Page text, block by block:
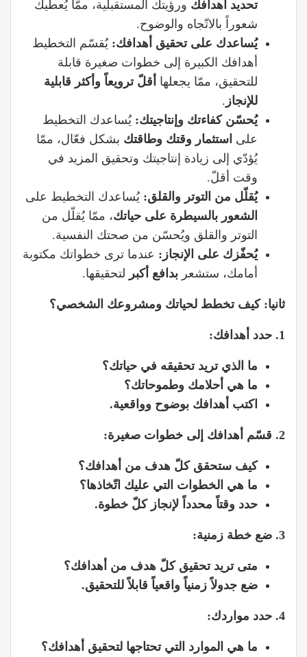
تحديد أهدافك ورؤيتك المستقبلية، ممّا يُعطيك
شعوراً بالاتّجاه والوضوح.
يُساعدك على تحقيق أهدافك: يُقسّم التخطيط
أهدافك الكبيرة إلى خطوات صغيرة قابلة
للتحقيق، ممّا يجعلها أقلّ ترويعاً وأكثر قابلية
للإنجاز .
يُحسّن كفاءتك وإنتاجيتك: يُساعدك التخطيط
على استثمار وقتك وطاقتك بشكل فعّال، ممّا
يُؤدّي إلى زيادة إنتاجيتك وتحقيق المزيد في
وقت أقلّ.
يُقلّل من التوتر والقلق: يُساعدك التخطيط على
الشعور بالسيطرة على حياتك، ممّا يُقلّل من
التوتر والقلق ويُحسّن من صحتك النفسية.
يُحفّزك على الإنجاز: عندما ترى خطواتك مكتوبة
أمامك، ستشعر بدافع أكبر لتحقيقها.
ثانيا: كيف تخطط لحياتك ومشروعك الشخصي؟
1. حدد أهدافك:
ما الذي تريد تحقيقه في حياتك؟
ما هي أحلامك وطموحاتك؟
اكتب أهدافك بوضوح وواقعية.
2. قسّم أهدافك إلى خطوات صغيرة:
كيف ستحقق كلّ هدف من أهدافك؟
ما هي الخطوات التي عليك اتّخاذها؟
حدد وقتاً محدداً لإنجاز كلّ خطوة.
3. ضع خطة زمنية:
متى تريد تحقيق كلّ هدف من أهدافك؟
ضع جدولاً زمنياً واقعياً قابلاً للتحقيق.
4. حدد مواردك:
ما هي الموارد التي تحتاجها لتحقيق أهدافك؟